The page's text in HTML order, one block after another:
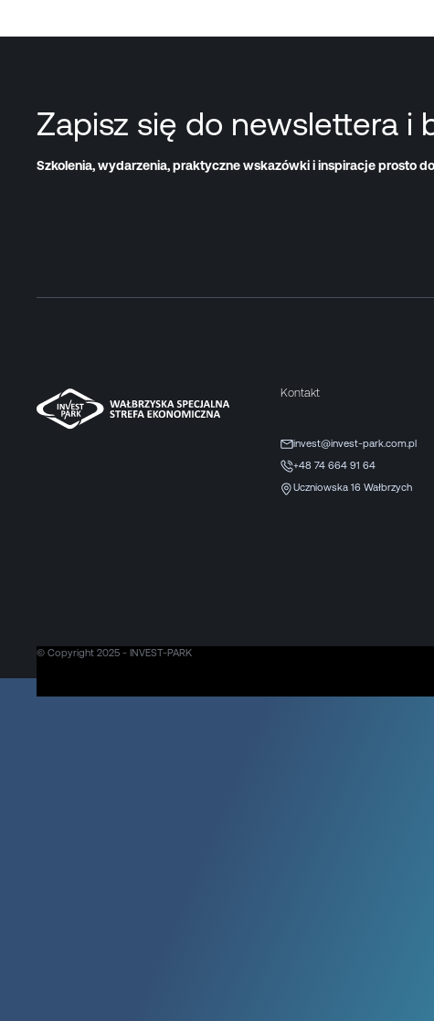
Zapisz się do newslettera i
Szkolenia, wydarzenia, praktyczne wskazówki i inspiracje prosto
Kontakt
invest@invest-park.com.pl
+48 74 664 91 64
Uczniowska 16 Wałbrzych
© Copyright 2025 - INVEST-PARK